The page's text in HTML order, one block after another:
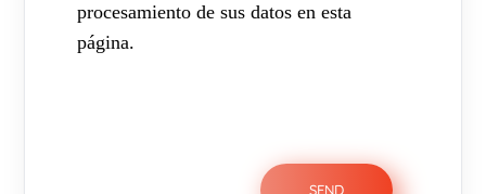
procesamiento de sus datos en esta
página.